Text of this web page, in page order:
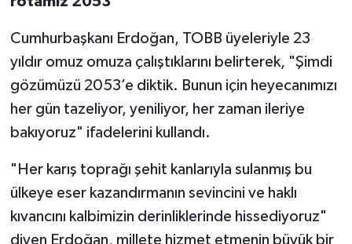
Cumhurbaşkanı Erdoğan, TOBB üyeleriyle 23
yıldır omuz omuza çalıştıklarını belirterek, "Şimdi
gözümüzü 2053’e diktik. Bunun için heyecanımızı
her gün tazeliyor, yeniliyor, her zaman ileriye
bakıyoruz" ifadelerini kullandı.
"Her karış toprağı şehit kanlarıyla sulanmış bu
ülkeye eser kazandırmanın sevincini ve haklı
kıvancını kalbimizin derinliklerinde hissediyoruz"
diyen Erdoğan, millete hizmet etmenin büyük bir